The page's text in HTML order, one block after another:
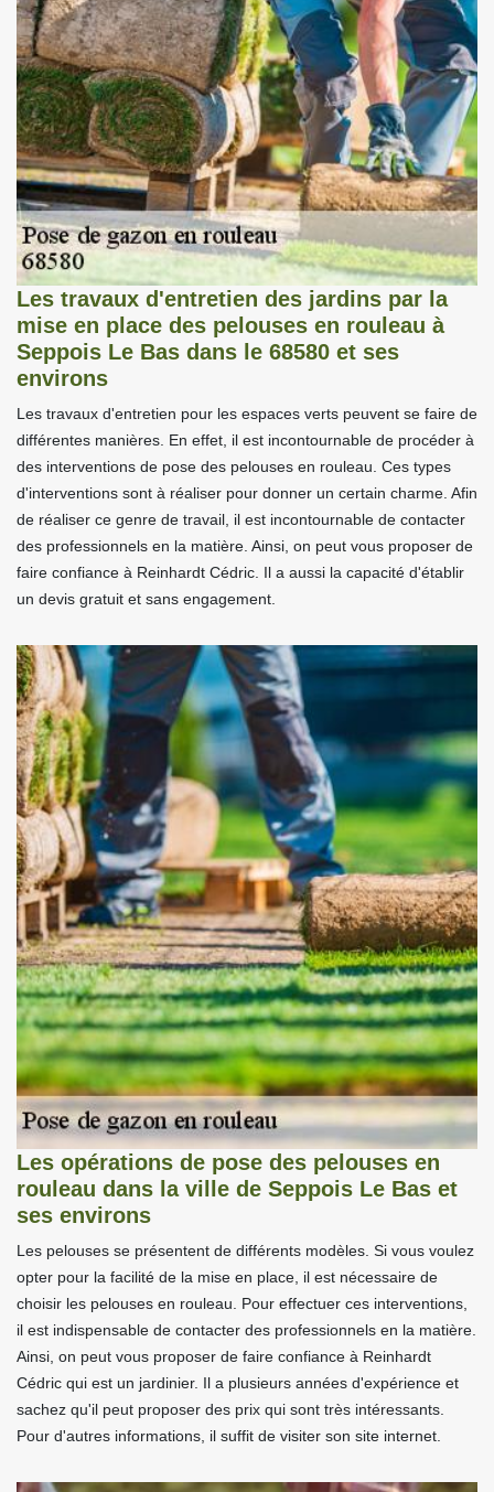
Les travaux d'entretien des jardins par la
mise en place des pelouses en rouleau à
Seppois Le Bas dans le 68580 et ses
environs
Les travaux d'entretien pour les espaces verts peuvent se faire de
différentes manières. En effet, il est incontournable de procéder à
des interventions de pose des pelouses en rouleau. Ces types
d'interventions sont à réaliser pour donner un certain charme. Afin
de réaliser ce genre de travail, il est incontournable de contacter
des professionnels en la matière. Ainsi, on peut vous proposer de
faire confiance à Reinhardt Cédric. Il a aussi la capacité d'établir
un devis gratuit et sans engagement.
Les opérations de pose des pelouses en
rouleau dans la ville de Seppois Le Bas et
ses environs
Les pelouses se présentent de différents modèles. Si vous voulez
opter pour la facilité de la mise en place, il est nécessaire de
choisir les pelouses en rouleau. Pour effectuer ces interventions,
il est indispensable de contacter des professionnels en la matière.
Ainsi, on peut vous proposer de faire confiance à Reinhardt
Cédric qui est un jardinier. Il a plusieurs années d'expérience et
sachez qu'il peut proposer des prix qui sont très intéressants.
Pour d'autres informations, il suffit de visiter son site internet.